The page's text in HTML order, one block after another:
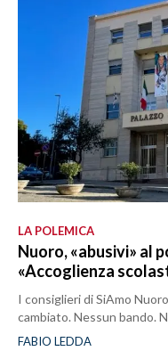
LA POLEMICA
Nuoro, «abusivi» al
«Accoglienza
I consiglieri di SiAmo
cambiato. Nessun bando.
FABIO LEDDA